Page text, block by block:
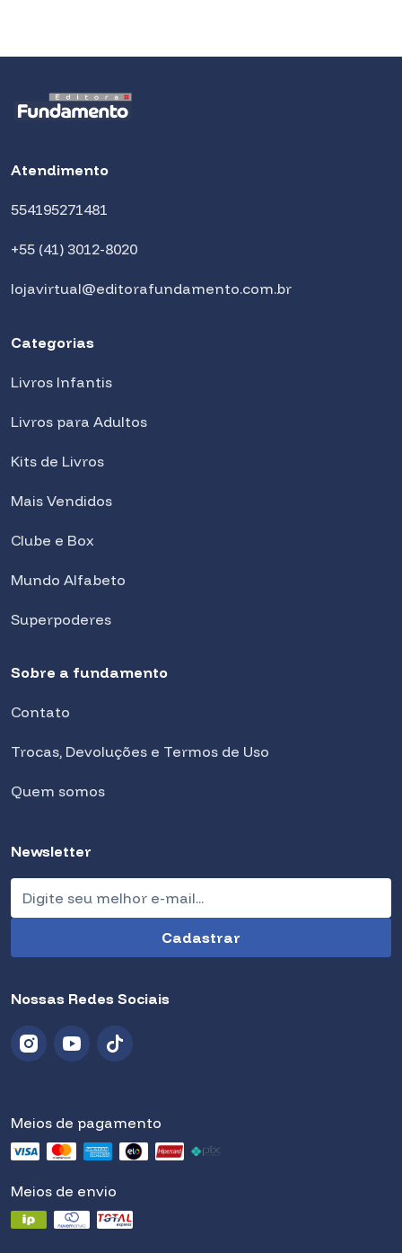
Atendimento
554195271481
+55 (41) 3012-8020
lojavirtual@editorafundamento.com.br
Categorias
Livros Infantis
Livros para Adultos
Kits de Livros
Mais Vendidos
Clube e Box
Mundo Alfabeto
Superpoderes
Sobre a fundamento
Contato
Trocas, Devoluções e Termos de Uso
Quem somos
Newsletter
Nossas Redes Sociais
Meios de pagamento
Meios de envio